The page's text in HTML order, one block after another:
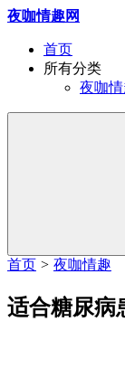
夜咖情趣网
首页
所有分类
夜咖
首页 > 夜咖情趣
适合糖尿病